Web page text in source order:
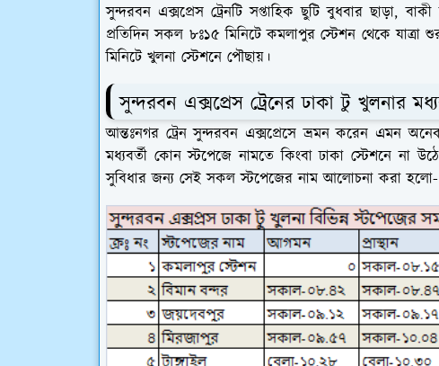
সুন্দরবন এক্সপ্রেস ট্রেনটি সপ্তাহিক ছুটি বুধবার ছাড়া,
প্রতিদিন সকল ৮ঃ১৫ মিনিটে কমলাপুর স্টেশন থেকে যাত্রা
মিনিটে খুলনা স্টেশনে পৌছায়।
সুন্দরবন এক্সপ্রেস ট্রেনের ঢাকা টু খুলনার
আন্তঃনগর ট্রেন সুন্দরবন এক্সপ্রেসে ভ্রমন করেন এমন
মধ্যবর্তী কোন স্টপেজে নামতে কিংবা ঢাকা স্টেশনে না
সুবিধার জন্য সেই সকল স্টপেজের নাম আলোচনা করা হলো-